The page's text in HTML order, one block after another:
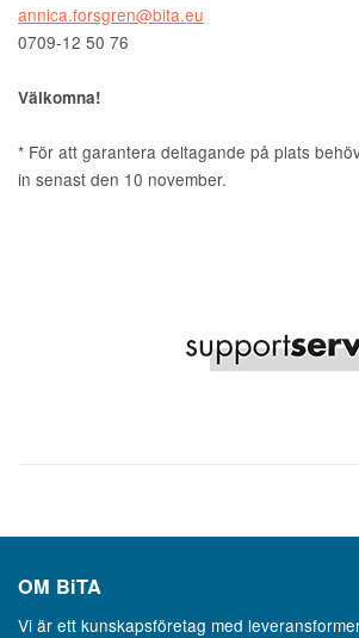
annica.forsgren@bita.eu
0709-12 50 76
Välkomna!
* För att garantera deltagande på plats
in senast den 10 november.
OM BiTA
Vi är ett kunskapsföretag med